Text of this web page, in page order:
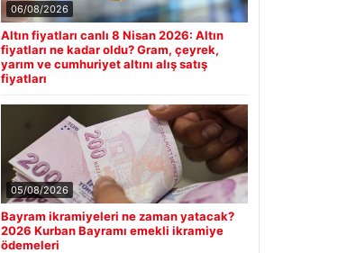
06/08/2026
Altın fiyatları canlı 8 Nisan 2026: Altın
fiyatları ne kadar oldu? Gram, çeyrek,
yarım ve cumhuriyet altını alış satış
fiyatları
05/08/2026
Bayram ikramiyeleri ne zaman yatacak?
2026 Kurban Bayramı emekli ikramiye
ödemeleri